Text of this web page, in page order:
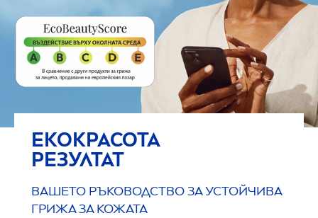
ЕКОКРАСОТА
РЕЗУЛТАТ
ВАШЕТО РЪКОВОДСТВО ЗА УСТОЙЧИВА
ГРИЖА ЗА КОЖАТА